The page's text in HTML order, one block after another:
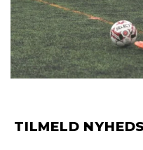
TILMELD